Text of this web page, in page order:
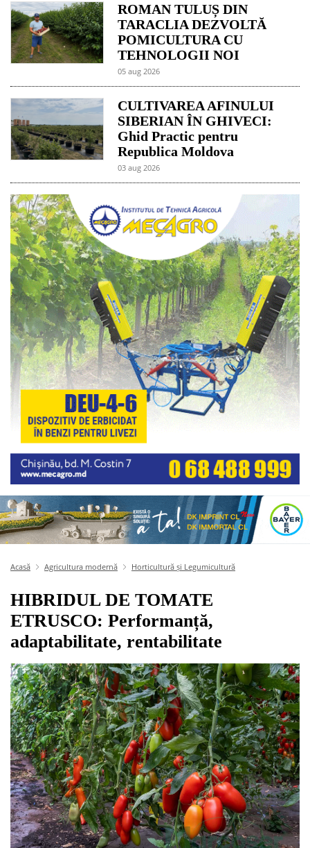
ROMAN TULUȘ DIN
TARACLIA DEZVOLTĂ
POMICULTURA CU
TEHNOLOGII NOI
05 aug 2026
CULTIVAREA AFINULUI
SIBERIAN ÎN GHIVECI:
Ghid Practic pentru
Republica Moldova
03 aug 2026
Acasă Agricultura modernă Horticultură și Legumicultură
HIBRIDUL DE TOMATE
ETRUSCO: Performanță,
adaptabilitate, rentabilitate